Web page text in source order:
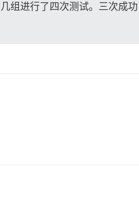
组进行了四次测试。三次成功